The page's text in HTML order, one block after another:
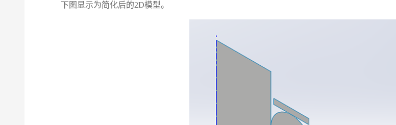
下图显示为简化后的2D模型。